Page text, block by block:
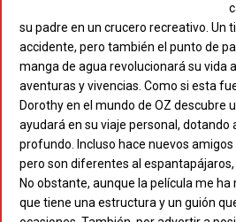
su padre en un crucero recreativo. Un
accidente, pero también el punto de
manga de agua revolucionará su vida
aventuras y vivencias. Como si esta
Dorothy en el mundo de OZ descubre
ayudará en su viaje personal, dotando
profundo. Incluso hace nuevos
pero son diferentes al
No obstante, aunque la película me
que tiene una estructura y un guión